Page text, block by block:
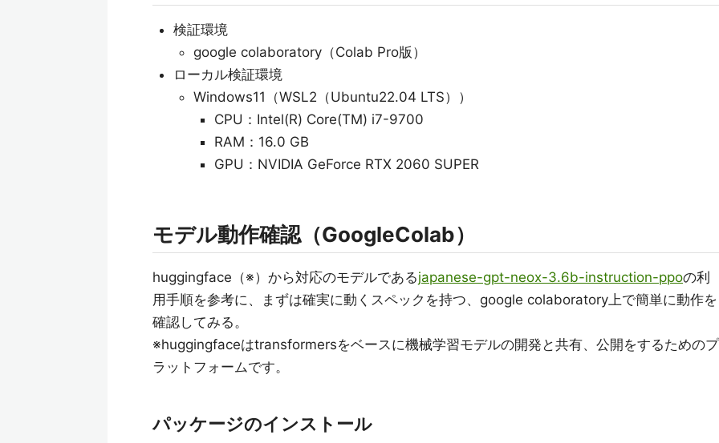
検証環境
google colaboratory（Colab Pro版）
ローカル検証環境
Windows11（WSL2（Ubuntu22.04 LTS））
CPU：Intel(R) Core(TM) i7-9700
RAM：16.0 GB
GPU：NVIDIA GeForce RTX 2060 SUPER
モデル動作確認（GoogleColab）
huggingface（※）から対応のモデルであるjapanese-gpt-neox-3.6b-instruction-ppoの利
用手順を参考に、まずは確実に動くスペックを持つ、google colaboratory上で簡単に動作を
確認してみる。
※huggingfaceはtransformersをベースに機械学習モデルの開発と共有、公開をするためのプ
ラットフォームです。
パッケージのインストール